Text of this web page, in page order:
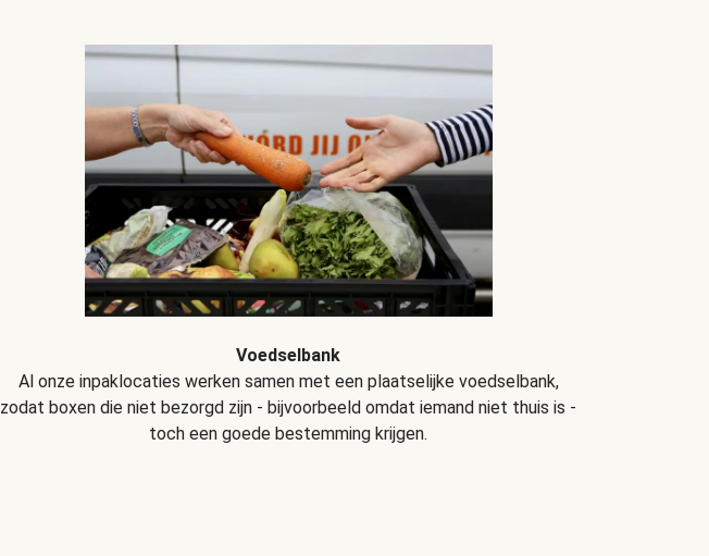
Voedselbank
Al onze inpaklocaties werken samen met een plaatselijke voedselbank,
zodat boxen die niet bezorgd zijn - bijvoorbeeld omdat iemand niet thuis is -
toch een goede bestemming krijgen.